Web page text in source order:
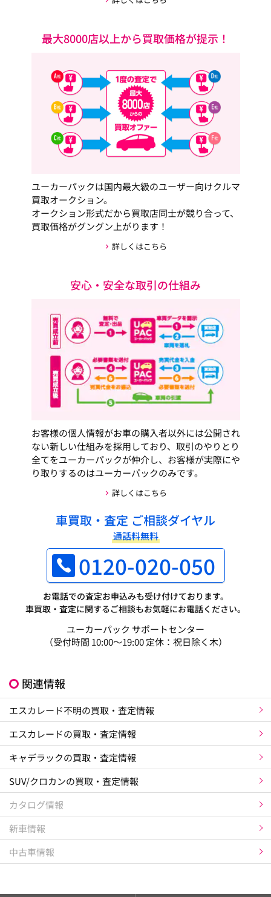
最大8000店以上から買取価格が提示！
ユーカーパックは国内最大級のユーザー向けクルマ
買取オークション。
オークション形式だから買取店同士が競り合って、
買取価格がグングン上がります！
詳しくはこちら
安心・安全な取引の仕組み
お客様の個人情報がお車の購入者以外には公開され
ない新しい仕組みを採用しており、取引のやりとり
全てをユーカーパックが仲介し、お客様が実際にや
り取りするのはユーカーパックのみです。
詳しくはこちら
車買取・査定 ご相談ダイヤル
通話料無料
0120-020-050
お電話での査定お申込みも受け付けております。
車買取・査定に関するご相談もお気軽にお電話ください。
ユーカーパック サポートセンター
（受付時間 10:00～19:00 定休：祝日除く木）
関連情報
エスカレード不明の買取・査定情報
エスカレードの買取・査定情報
キャデラックの買取・査定情報
SUV/クロカンの買取・査定情報
カタログ情報
新車情報
中古車情報